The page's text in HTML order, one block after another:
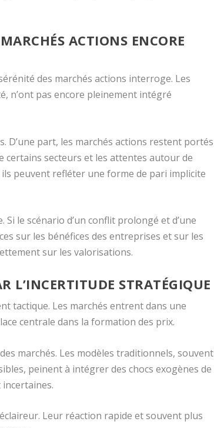
ACTIONS ENCORE
des marchés actions interroge. Les
n’ont pas encore pleinement intégré
D’une part, les marchés actions restent portés
certains secteurs et les attentes autour de
peuvent refléter une forme de pari implicite
le scénario d’un conflit prolongé et d’une
sur les bénéfices des entreprises et sur les
sur les valorisations.
L’INCERTITUDE STRATÉGIQUE
tactique. Les marchés entrent dans une
centrale dans la formation des prix.
marchés. Les modèles traditionnels, souvent
peinent à intégrer des chocs exogènes de
Leur réaction rapide et souvent plus